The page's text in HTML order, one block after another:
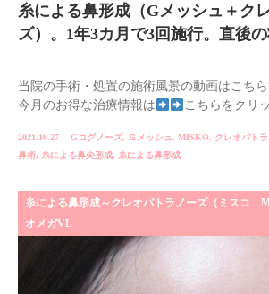
糸による鼻形成（Gメッシュ＋ク
ズ）。1年3カ月で3回施行。直後の
当院の手術・処置の施術風景の動画はこち
今月のお得な治療情報は
こちらをクリ
2021.10.27 Gコグノーズ, Ｇメッシュ, MISKO, クレオパト
鼻術, 糸による鼻尖形成, 糸による鼻形成
糸による鼻形成～クレオパトラノーズ（ミスコ
オメガVL